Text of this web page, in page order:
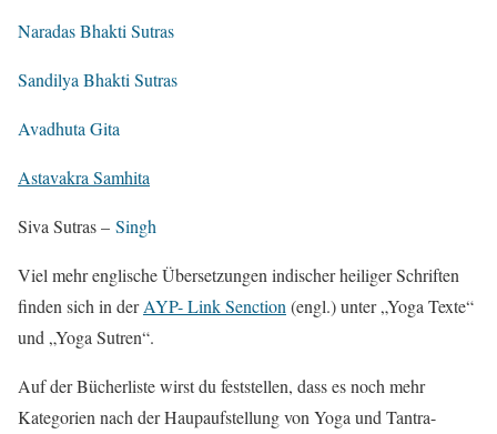
Naradas Bhakti Sutras
Sandilya Bhakti Sutras
Avadhuta Gita
Astavakra Samhita
Siva Sutras – Singh
Viel mehr englische Übersetzungen indischer heiliger Schriften
finden sich in derAYP- Link Senction (engl.) unter „Yoga Texte“
und „Yoga Sutren“.
Auf der Bücherliste wirst du feststellen, dass es noch mehr
Kategorien nach der Haupaufstellung von Yoga und Tantra-